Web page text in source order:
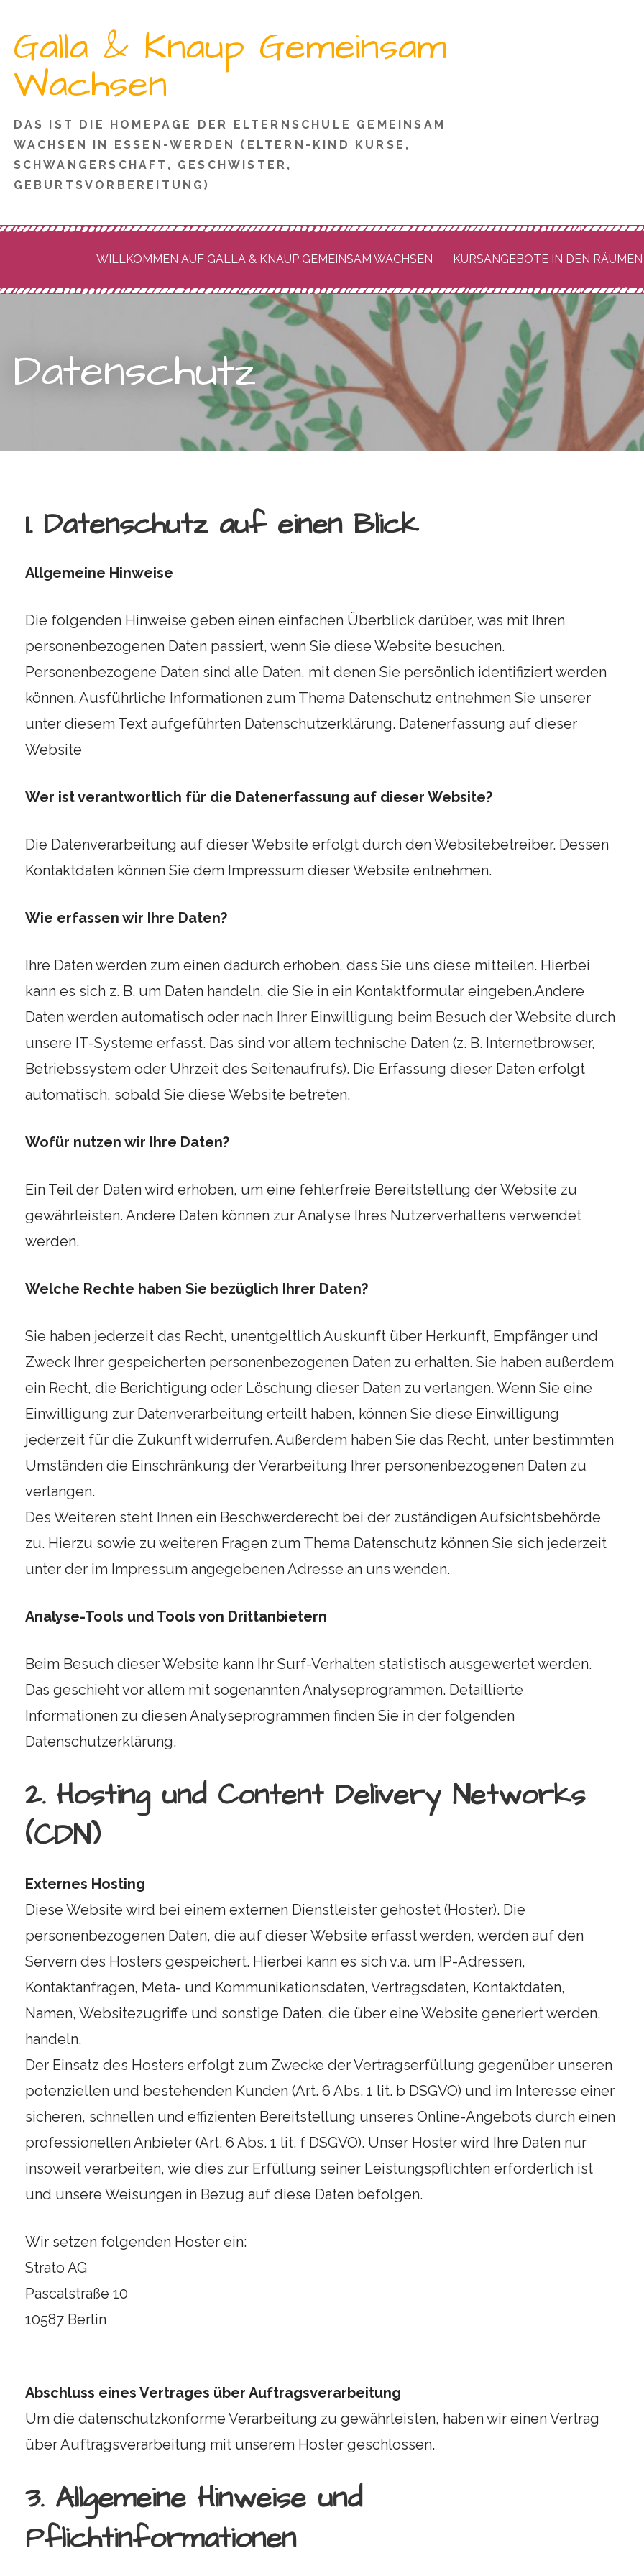
Inhalt
springen
Galla & Knaup Gemeinsam
Wachsen
DAS IST DIE HOMEPAGE DER ELTERNSCHULE GEMEINSAM
WACHSEN IN ESSEN-WERDEN (ELTERN-KIND KURSE,
SCHWANGERSCHAFT, GESCHWISTER,
GEBURTSVORBEREITUNG)
WILLKOMMEN AUF GALLA & KNAUP GEMEINSAM WACHSEN KURSANGEBOTE IN DEN
Datenschutz
1. Datenschutz auf einen Blick
Allgemeine Hinweise
Die folgenden Hinweise geben einen einfachen Überblick darüber, was mit Ihren
personenbezogenen Daten passiert, wenn Sie diese Website besuchen.
Personenbezogene Daten sind alle Daten, mit denen Sie persönlich identifiziert werden
können. Ausführliche Informationen zum Thema Datenschutz entnehmen Sie unserer
unter diesem Text aufgeführten Datenschutzerklärung. Datenerfassung auf dieser
Website
Wer ist verantwortlich für die Datenerfassung auf dieser Website?
Die Datenverarbeitung auf dieser Website erfolgt durch den Websitebetreiber. Dessen
Kontaktdaten können Sie dem Impressum dieser Website entnehmen.
Wie erfassen wir Ihre Daten?
Ihre Daten werden zum einen dadurch erhoben, dass Sie uns diese mitteilen. Hierbei
kann es sich z. B. um Daten handeln, die Sie in ein Kontaktformular eingeben.Andere
Daten werden automatisch oder nach Ihrer Einwilligung beim Besuch der Website durch
unsere IT-Systeme erfasst. Das sind vor allem technische Daten (z. B. Internetbrowser,
Betriebssystem oder Uhrzeit des Seitenaufrufs). Die Erfassung dieser Daten erfolgt
automatisch, sobald Sie diese Website betreten.
Wofür nutzen wir Ihre Daten?
Ein Teil der Daten wird erhoben, um eine fehlerfreie Bereitstellung der Website zu
gewährleisten. Andere Daten können zur Analyse Ihres Nutzerverhaltens verwendet
werden.
Welche Rechte haben Sie bezüglich Ihrer Daten?
Sie haben jederzeit das Recht, unentgeltlich Auskunft über Herkunft, Empfänger und
Zweck Ihrer gespeicherten personenbezogenen Daten zu erhalten. Sie haben außerdem
ein Recht, die Berichtigung oder Löschung dieser Daten zu verlangen. Wenn Sie eine
Einwilligung zur Datenverarbeitung erteilt haben, können Sie diese Einwilligung
jederzeit für die Zukunft widerrufen. Außerdem haben Sie das Recht, unter bestimmten
Umständen die Einschränkung der Verarbeitung Ihrer personenbezogenen Daten zu
verlangen.
Des Weiteren steht Ihnen ein Beschwerderecht bei der zuständigen Aufsichtsbehörde
zu. Hierzu sowie zu weiteren Fragen zum Thema Datenschutz können Sie sich jederzeit
unter der im Impressum angegebenen Adresse an uns wenden.
Analyse-Tools und Tools von Drittanbietern
Beim Besuch dieser Website kann Ihr Surf-Verhalten statistisch ausgewertet werden.
Das geschieht vor allem mit sogenannten Analyseprogrammen. Detaillierte
Informationen zu diesen Analyseprogrammen finden Sie in der folgenden
Datenschutzerklärung.
2. Hosting und Content Delivery Networks
(CDN)
Externes Hosting
Diese Website wird bei einem externen Dienstleister gehostet (Hoster). Die
personenbezogenen Daten, die auf dieser Website erfasst werden, werden auf den
Servern des Hosters gespeichert. Hierbei kann es sich v.a. um IP-Adressen,
Kontaktanfragen, Meta- und Kommunikationsdaten, Vertragsdaten, Kontaktdaten,
Namen, Websitezugriffe und sonstige Daten, die über eine Website generiert werden,
handeln.
Der Einsatz des Hosters erfolgt zum Zwecke der Vertragserfüllung gegenüber unseren
potenziellen und bestehenden Kunden (Art. 6 Abs. 1 lit. b DSGVO) und im Interesse einer
sicheren, schnellen und effizienten Bereitstellung unseres Online-Angebots durch einen
professionellen Anbieter (Art. 6 Abs. 1 lit. f DSGVO). Unser Hoster wird Ihre Daten nur
insoweit verarbeiten, wie dies zur Erfüllung seiner Leistungspflichten erforderlich ist
und unsere Weisungen in Bezug auf diese Daten befolgen.
Wir setzen folgenden Hoster ein:
Strato AG
Pascalstraße 10
10587 Berlin
Abschluss eines Vertrages über Auftragsverarbeitung
Um die datenschutzkonforme Verarbeitung zu gewährleisten, haben wir einen Vertrag
über Auftragsverarbeitung mit unserem Hoster geschlossen.
3. Allgemeine Hinweise und
Pflichtinformationen